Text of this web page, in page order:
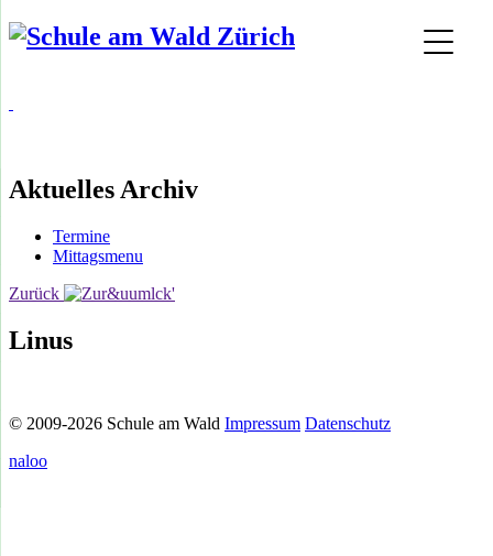
Aktuelles Archiv
Termine
Mittagsmenu
Zurück
Linus
© 2009-2026 Schule am Wald Impressum Datenschutz
naloo